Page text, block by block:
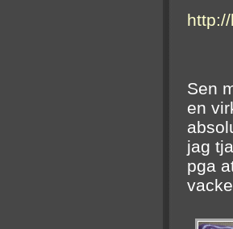
Sen
en
jag
pga